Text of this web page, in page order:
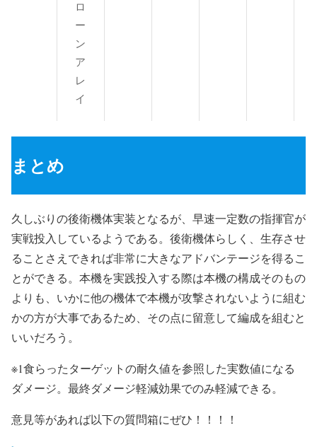
ロ
ー
ン
ア
レ
イ
まとめ
久しぶりの後衛機体実装となるが、早速一定数の指揮官が
実戦投入しているようである。後衛機体らしく、生存させ
ることさえできれば非常に大きなアドバンテージを得るこ
とができる。本機を実践投入する際は本機の構成そのもの
よりも、いかに他の機体で本機が攻撃されないように組む
かの方が大事であるため、その点に留意して編成を組むと
いいだろう。
※1食らったターゲットの耐久値を参照した実数値になる
ダメージ。最終ダメージ軽減効果でのみ軽減できる。
意見等があれば以下の質問箱にぜひ！！！！